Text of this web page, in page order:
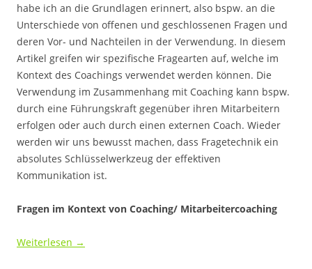
habe ich an die Grundlagen erinnert, also bspw. an die
Unterschiede von offenen und geschlossenen Fragen und
deren Vor- und Nachteilen in der Verwendung. In diesem
Artikel greifen wir spezifische Fragearten auf, welche im
Kontext des Coachings verwendet werden können. Die
Verwendung im Zusammenhang mit Coaching kann bspw.
durch eine Führungskraft gegenüber ihren Mitarbeitern
erfolgen oder auch durch einen externen Coach. Wieder
werden wir uns bewusst machen, dass Fragetechnik ein
absolutes Schlüsselwerkzeug der effektiven
Kommunikation ist.
Fragen im Kontext von Coaching/ Mitarbeitercoaching
Weiterlesen →